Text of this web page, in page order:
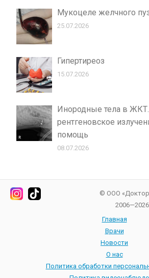
Мукоцеле желчного
25.07.2026
Гипертиреоз
15.07.2026
Инородные тела в
рентгеновское
помощь
08.07.2026
© ООО «Доктор
2006—2026
Главная
Врачи
Новости
О нас
Политика обработки